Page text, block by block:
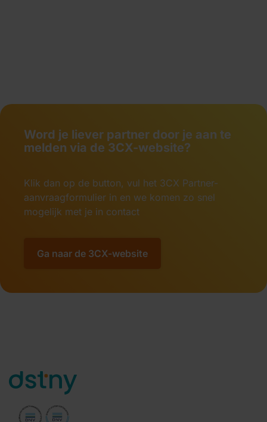
Word je liever partner door je aan te
melden via de 3CX-website?
Klik dan op de button, vul het 3CX Partner-
aanvraagformulier in en we komen zo snel
mogelijk met je in contact
Ga naar de 3CX-website